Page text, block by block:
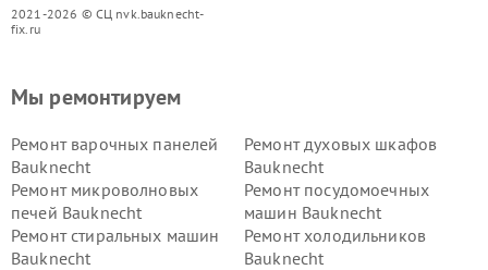
2021-2026 © СЦ nvk.bauknecht-
fix.ru
Мы ремонтируем
Ремонт варочных панелей
Bauknecht
Ремонт духовых шкафов
Bauknecht
Ремонт микроволновых
печей Bauknecht
Ремонт посудомоечных
машин Bauknecht
Ремонт стиральных машин
Bauknecht
Ремонт холодильников
Bauknecht